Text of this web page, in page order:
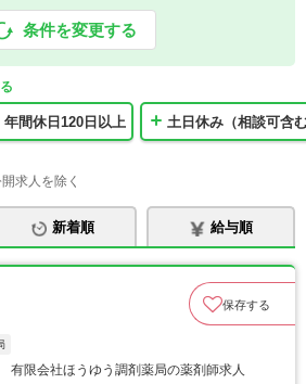
条件を変更する
年間休日120日以上 土日休み（相談可含
求人を除く
新着順 給与順
保存する
限会社ほうゆう調剤薬局の薬剤師求人